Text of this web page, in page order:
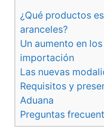
¿Qué productos
aranceles?
Un aumento en
importación
Las nuevas
Requisitos y
Aduana
Preguntas